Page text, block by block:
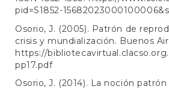
pid=S1852-
Osorio, J. (2005). Patrón de
crisis y mundialización. Buenos
https://
pp17.pdf
Osorio, J. (2014). La noción